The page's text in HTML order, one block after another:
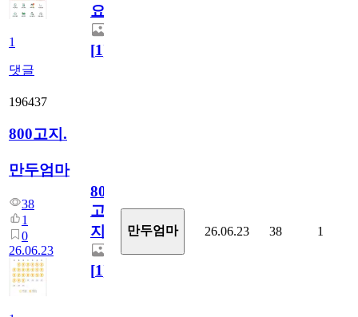
1
댓글
요)
[1]
196437
800고지.
만두엄마
38
1
0
26.06.23
800
고
지.
[1]
만두엄마 26.06.23 38 1